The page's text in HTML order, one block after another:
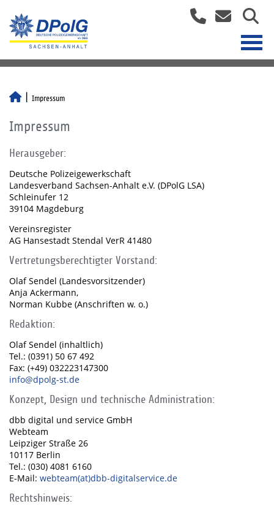
Impressum
Impressum
Herausgeber:
Deutsche Polizeigewerkschaft
Landesverband Sachsen-Anhalt e.V. (DPolG LSA)
Schleinufer 12
39104 Magdeburg
Vereinsregister
AG Hansestadt Stendal VerR 41480
Vertretungsberechtigter Vorstand:
Olaf Sendel (Landesvorsitzender)
Anja Ackermann,
Norman Kubbe (Anschriften w. o.)
Redaktion:
Olaf Sendel (inhaltlich)
Tel.: (0391) 50 67 492
Fax: (+49) 032223147300
info@dpolg-st.de
Konzept, Design und technische Administration:
dbb digital und service GmbH
Webteam
Leipziger Straße 26
10117 Berlin
Tel.: (030) 4081 6160
E-Mail: webteam(at)dbb-digitalservice.de
Rechtshinweis: